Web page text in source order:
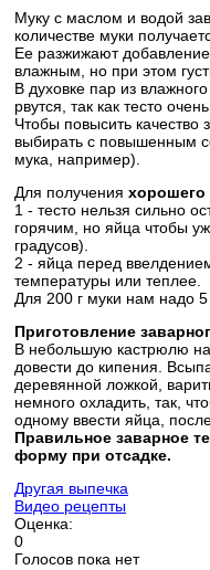
Муку с маслом и водой
количестве муки
Ее разжижают
влажным, но при этом
В духовке пар из
рвутся, так как тесто
Чтобы повысить качество
выбирать с повышенным
мука, например).
Для получения хорошего
1 - тесто нельзя сильно
горячим, но яйца чтобы
градусов).
2 - яйца перед
температуры или теплее.
Для 200 г муки нам надо
Приготовление
В небольшую кастрюлю
довести до кипения.
деревянной ложкой,
немного охладить, так,
одному ввести яйца,
Правильное заварное
форму при отсадке.
Другая выпечка
Видео рецепты
Оценка:
0
Голосов пока нет